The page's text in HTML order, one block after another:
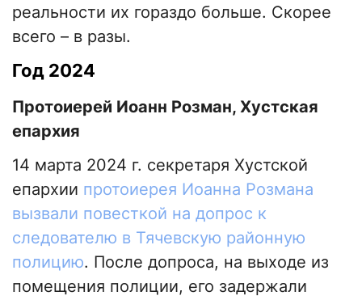
реальности их гораздо больше. Скорее
всего – в разы.
Год 2024
Протоиерей Иоанн Розман, Хустская
епархия
14 марта 2024 г. секретаря Хустской
епархии протоиерея Иоанна Розмана
вызвали повесткой на допрос к
следователю в Тячевскую районную
полицию. После допроса, на выходе из
помещения полиции, его задержали